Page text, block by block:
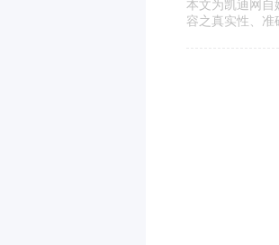
本文为凯迪网自
容之真实性、准